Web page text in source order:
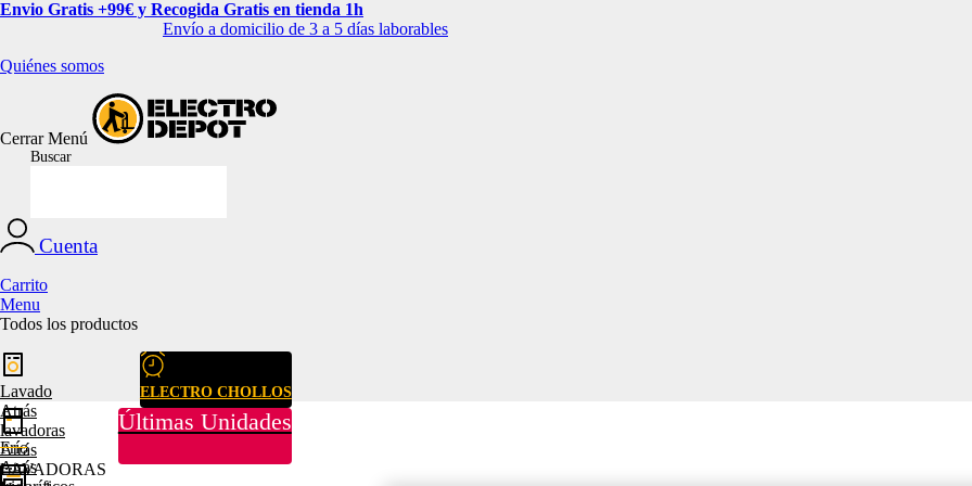
Envio Gratis +99€ y Recogida Gratis en tienda 1h
Envío a domicilio de 3 a 5 días laborables
Quiénes somos
CerrarMenú
Buscar
Cuenta
Carrito
Menu
Todos los productos
ELECTRO CHOLLOS
Últimas Unidades
Lavado
Atrás
lavadoras
Atrás
LAVADORAS
Frío
Atrás